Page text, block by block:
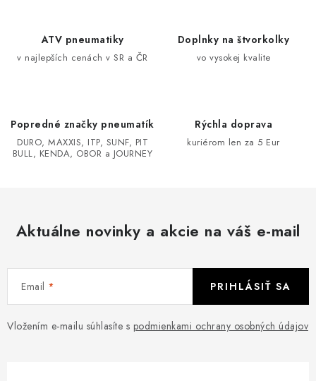
v
p
ATV pneumatiky
v najlepších cenách v SR a ČR
Doplnky na štvorkolky
vo vysokej kvalite
Popredné značky pneumatík
DURO, MAXXIS, ITP, SUNF, PIT
BULL, KENDA, OBOR a JOURNEY
Rýchla doprava
kuriérom len za 5 Eur
Aktuálne novinky a akcie na váš e-mail
Email
Vložením e-mailu súhlasíte s podmienkami ochrany osobných údajov
PRIHLÁSIŤ SA